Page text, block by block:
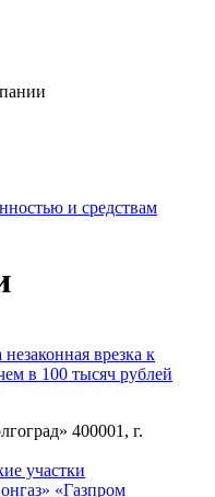
и средствам
врезка к
в 100 тысяч рублей
400001, г.
участки
«Газпром